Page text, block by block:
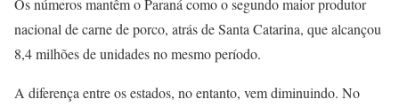
Os números mantêm o Paraná como o segundo maior produtor
nacional de carne de porco, atrás de Santa Catarina, que alcançou
8,4 milhões de unidades no mesmo período.
A diferença entre os estados, no entanto, vem diminuindo. No